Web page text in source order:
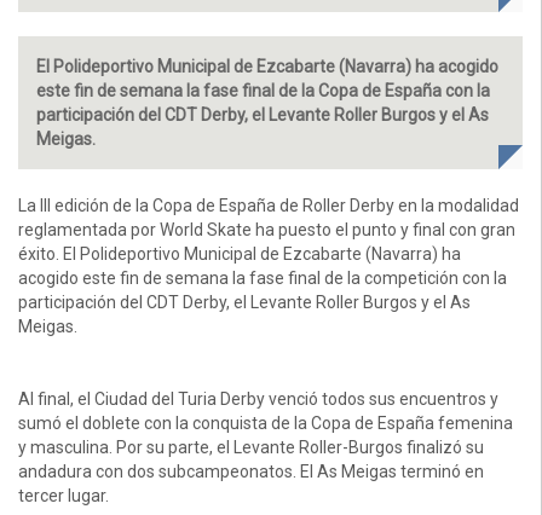
El Polideportivo Municipal de Ezcabarte (Navarra) ha acogido
este fin de semana la fase final de la Copa de España con la
participación del CDT Derby, el Levante Roller Burgos y el As
Meigas.
La III edición de la Copa de España de Roller Derby en la modalidad
reglamentada por World Skate ha puesto el punto y final con gran
éxito. El Polideportivo Municipal de Ezcabarte (Navarra) ha
acogido este fin de semana la fase final de la competición con la
participación del CDT Derby, el Levante Roller Burgos y el As
Meigas.
Al final, el Ciudad del Turia Derby venció todos sus encuentros y
sumó el doblete con la conquista de la Copa de España femenina
y masculina. Por su parte, el Levante Roller-Burgos finalizó su
andadura con dos subcampeonatos. El As Meigas terminó en
tercer lugar.